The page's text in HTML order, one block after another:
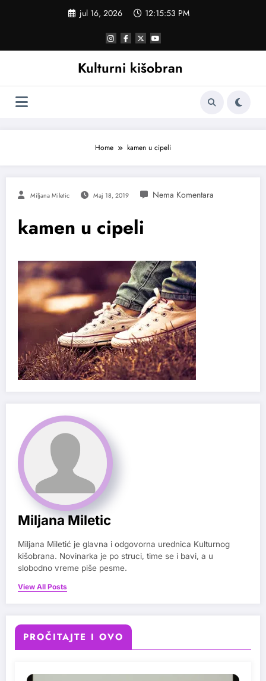
jul 16, 2026 12:15:54 PM
Kulturni kišobran
Home kamen u cipeli
Miljana Miletic Maj 18, 2019
kamen u cipeli
Miljana Miletic
Miljana Miletić je glavna i odgovorna urednica Kulturnog
kišobrana. Novinarka je po struci, time se i bavi, a u
slobodno vreme piše pesme.
View All Posts
PROČITAJTE I OVO